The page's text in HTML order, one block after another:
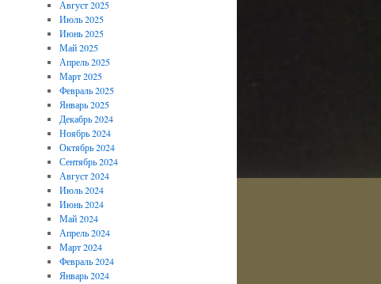
Август 2025
Июль 2025
Июнь 2025
Май 2025
Апрель 2025
Март 2025
Февраль 2025
Январь 2025
Декабрь 2024
Ноябрь 2024
Октябрь 2024
Сентябрь 2024
Август 2024
Июль 2024
Июнь 2024
Май 2024
Апрель 2024
Март 2024
Февраль 2024
Январь 2024